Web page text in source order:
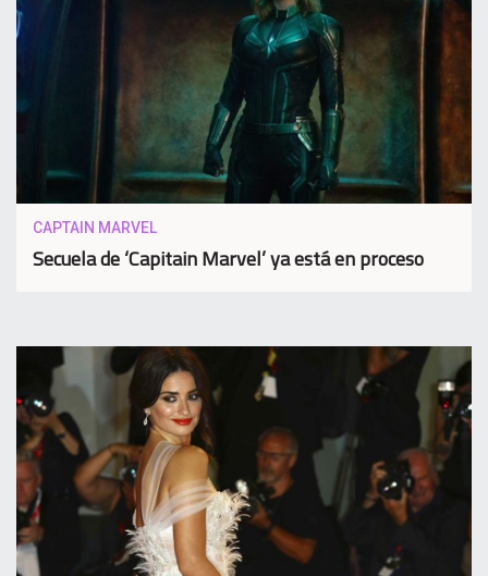
CAPTAIN MARVEL
Secuela de ‘Capitain Marvel’ ya está en proceso